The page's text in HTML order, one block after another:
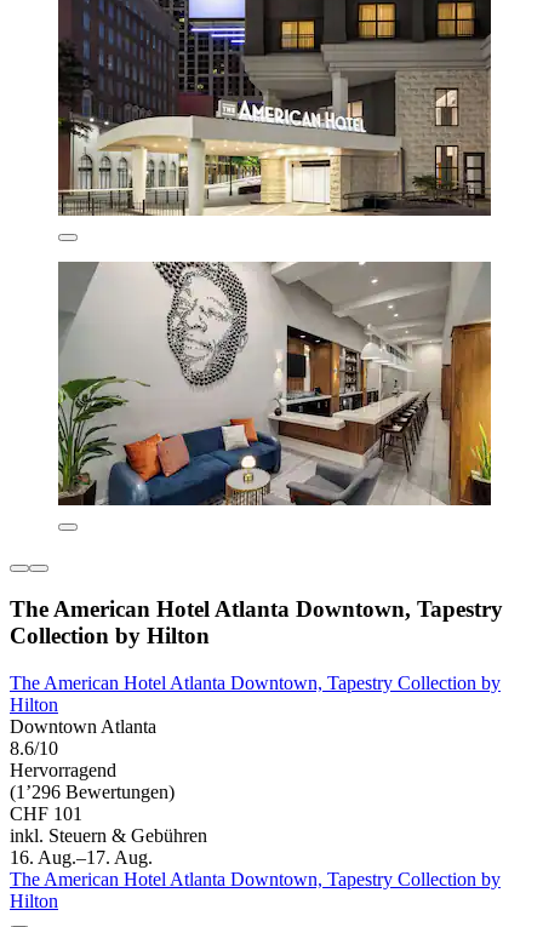
The American Hotel Atlanta Downtown, Tapestry
Collection by Hilton
The American Hotel Atlanta Downtown, Tapestry Collection by
Hilton
Downtown Atlanta
8.6/10
Hervorragend
(1’296 Bewertungen)
CHF 101
inkl. Steuern & Gebühren
16. Aug.–17. Aug.
The American Hotel Atlanta Downtown, Tapestry Collection by
Hilton